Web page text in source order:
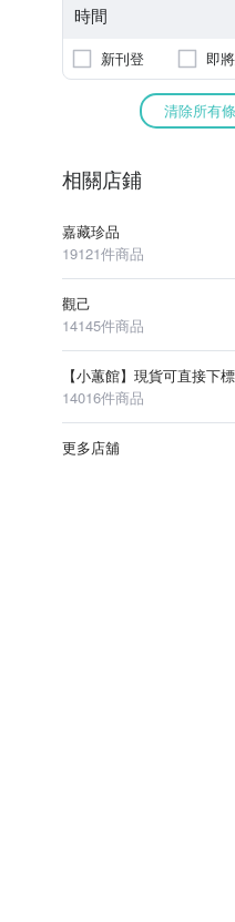
時間
新刊登 即
清除所有
相關店鋪
嘉藏珍品
19121件商品
觀己
14145件商品
【小蕙館】現貨可直接下標
14016件商品
更多店舖